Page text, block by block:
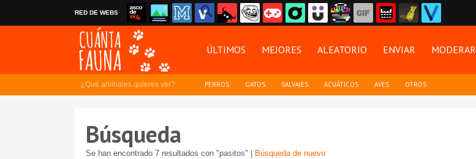
RED DE WEBS
ÚLTIMOS MEJORES ALEATORIO ENVIAR MODERAR
¿Qué animales quieres ver? PERROS GATOS SALVAJES ACUÁTICOS AVES OTROS
Búsqueda
Se han encontrado 7 resultados con "pasitos" | Búsqueda de nuevo